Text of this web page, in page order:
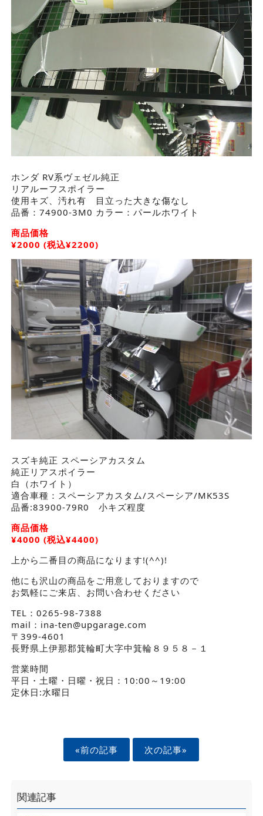
ホンダ RV系ヴェゼル純正
リアルーフスポイラー
使用キズ、汚れ有 目立った大きな傷なし
品番：74900-3M0 カラー：パールホワイト
商品価格
¥2000 (税込¥2200)
スズキ純正 スペーシアカスタム
純正リアスポイラー
白（ホワイト）
適合車種：スペーシアカスタム/スペーシア/MK53S
品番:83900-79R0 小キズ程度
商品価格
¥4000 (税込¥4400)
上から二番目の商品になります!(^^)!
他にも沢山の商品をご用意しておりますので
お気軽にご来店、お問い合わせください
TEL：0265-98-7388
mail：ina-ten@upgarage.com
〒399-4601
長野県上伊那郡箕輪町大字中箕輪８９５８－１
営業時間
平日・土曜・日曜・祝日：10:00～19:00
定休日:水曜日
«前の記事 次の記事»
関連記事